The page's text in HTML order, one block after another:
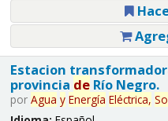
Estacion
provincia deRío Negro.
por Agua y Energía Eléctrica,